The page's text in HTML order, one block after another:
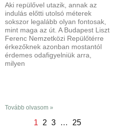
Aki repülővel utazik, annak az
indulás előtti utolsó méterek
sokszor legalább olyan fontosak,
mint maga az út. A Budapest Liszt
Ferenc Nemzetközi Repülőtérre
érkezőknek azonban mostantól
érdemes odafigyelniük arra,
milyen
Tovább olvasom »
1 2 3 … 25